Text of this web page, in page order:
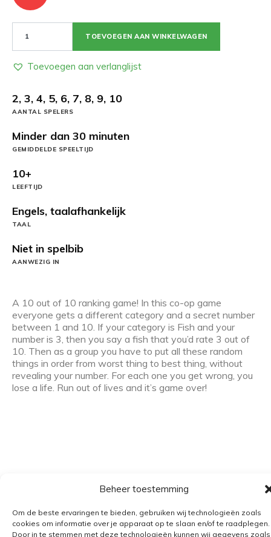
Beheer toestemming
Om de beste ervaringen te bieden, gebruiken wij technologieën zoals
cookies om informatie over je apparaat op te slaan en/of te raadplegen.
Door in te stemmen met deze technologieën kunnen wij gegevens zoals
The
Best
Thing
TOEVOEGEN AAN WINKELWAGEN
Toevoegen aan verlanglijst
2, 3, 4, 5, 6, 7, 8, 9, 10
AANTAL SPELERS
Minder dan 30 minuten
GEMIDDELDE SPEELTIJD
10+
LEEFTIJD
Engels, taalafhankelijk
TAAL
Niet in spelbib
AANWEZIG IN
A 10 out of 10 ranking game! In this co-op game
everyone gets a different category and a secret number
between 1 and 10. If your category is Fish and your
number is 3, then you say a fish that you’d rate 3 out of
10. Then as a group you have to put all these random
things in order from worst thing to best thing, without
revealing your number. For each one you get wrong, you
lose a life. Run out of lives and it’s game over!
Algemene voorwaarden
Verzending